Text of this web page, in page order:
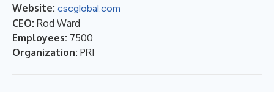
Website: cscglobal.com
CEO: Rod Ward
Employees: 7500
Organization: PRI